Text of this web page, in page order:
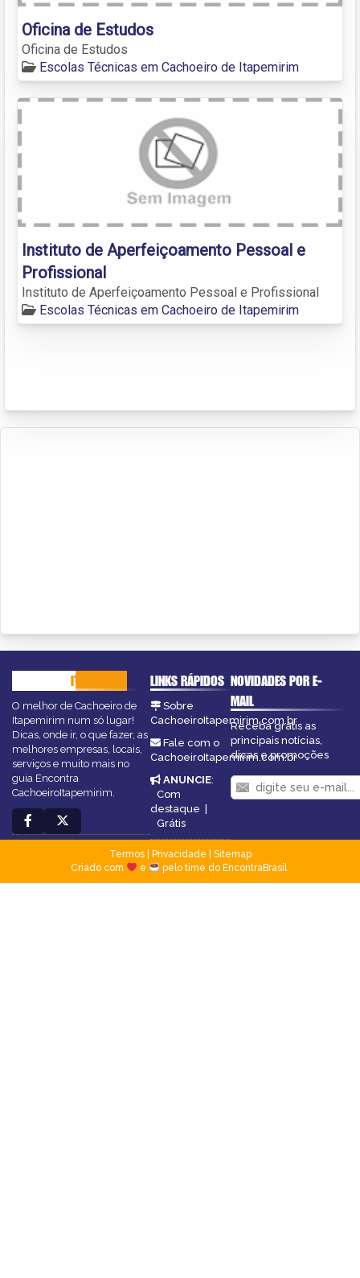
Oficina de Estudos
Oficina de Estudos
Escolas Técnicas em Cachoeiro de Itapemirim
Instituto de Aperfeiçoamento Pessoal e
Profissional
Instituto de Aperfeiçoamento Pessoal e Profissional
Escolas Técnicas em Cachoeiro de Itapemirim
ITAPEMIRIM
O melhor de Cachoeiro de
Itapemirim num só lugar!
Dicas, onde ir, o que fazer, as
melhores empresas, locais,
serviços e muito mais no
guia Encontra
CachoeiroItapemirim.
LINKS RÁPIDOS
Sobre
CachoeiroItapemirim.com.br
Fale com o
CachoeiroItapemirim.com.br
ANUNCIE:
Com
destaque |
Grátis
NOVIDADES POR E-
MAIL
Receba grátis as
principais notícias,
dicas e promoções
Termos| Privacidade
Sitemap
Criado com
e pelo time do EncontraBrasil